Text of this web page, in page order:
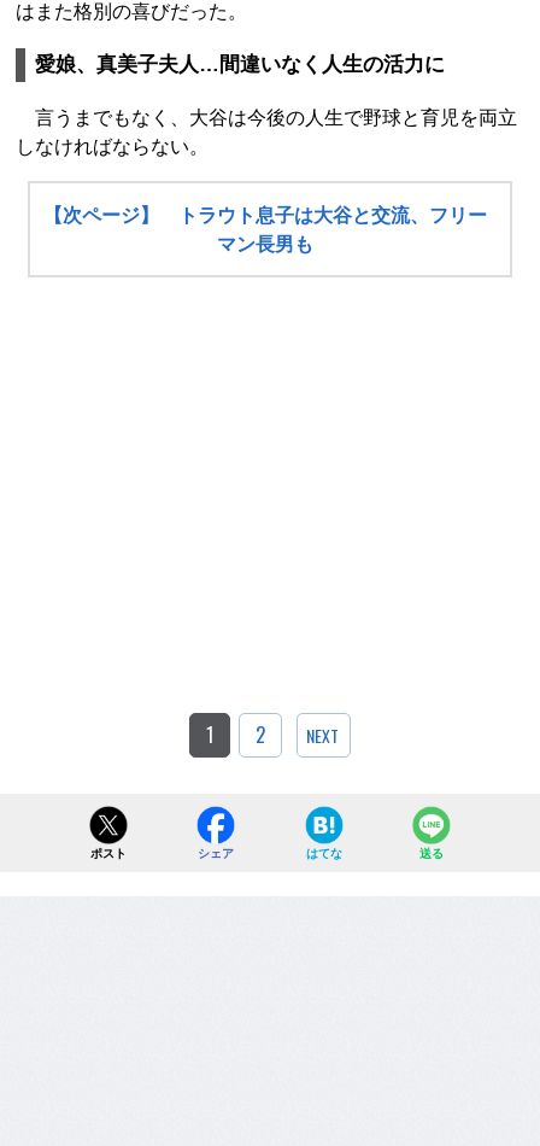
はまた格別の喜びだった。
愛娘、真美子夫人…間違いなく人生の活力に
言うまでもなく、大谷は今後の人生で野球と育児を両立
しなければならない。
【次ページ】 トラウト息子は大谷と交流、フリー
マン長男も
1 2 NEXT
ポスト シェア はてな 送る